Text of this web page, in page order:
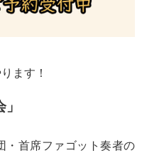
ます！
・首席ファゴット奏者の